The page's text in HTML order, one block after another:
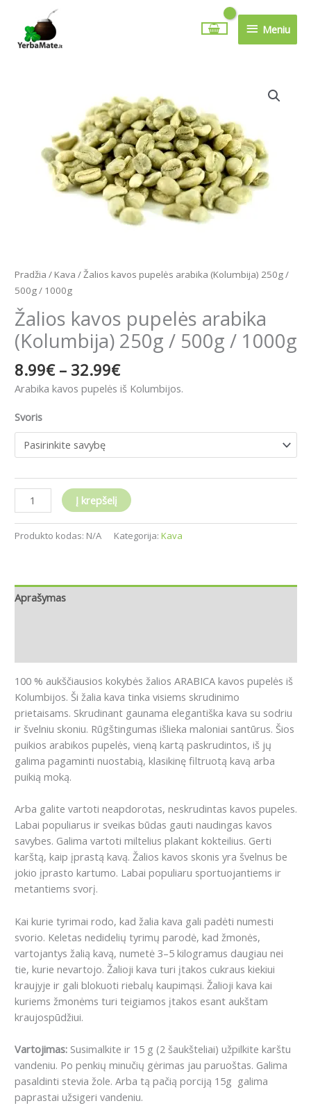
turinio
Meniu
Meniu
Pradžia / Kava / Žalios kavos pupelės arabika (Kolumbija) 250g /
500g / 1000g
Žalios kavos pupelės arabika
(Kolumbija) 250g / 500g / 1000g
8.99€ – 32.99€
range:
8.99€
through
32.99€
Arabika kavos pupelės iš Kolumbijos.
Svoris
pupelės
arabika
(Kolumbija)
Į krepšelį
Produkto kodas: N/A Kategorija: Kava
Aprašymas
100 % aukščiausios kokybės žalios ARABICA kavos pupelės iš
Kolumbijos. Ši žalia kava tinka visiems skrudinimo
prietaisams. Skrudinant gaunama elegantiška kava su sodriu
ir švelniu skoniu. Rūgštingumas išlieka maloniai santūrus. Šios
puikios arabikos pupelės, vieną kartą paskrudintos, iš jų
galima pagaminti nuostabią, klasikinę filtruotą kavą arba
puikią moką.
Arba galite vartoti neapdorotas, neskrudintas kavos pupeles.
Labai populiarus ir sveikas būdas gauti naudingas kavos
savybes. Galima vartoti miltelius plakant kokteilius. Gerti
karštą, kaip įprastą kavą. Žalios kavos skonis yra švelnus be
jokio įprasto kartumo. Labai populiaru sportuojantiems ir
metantiems svorį.
Kai kurie tyrimai rodo, kad žalia kava gali padėti numesti
svorio. Keletas nedidelių tyrimų parodė, kad žmonės,
vartojantys žalią kavą, numetė 3–5 kilogramus daugiau nei
tie, kurie nevartojo. Žalioji kava turi įtakos cukraus kiekiui
kraujyje ir gali blokuoti riebalų kaupimąsi. Žalioji kava kai
kuriems žmonėms turi teigiamos įtakos esant aukštam
kraujospūdžiui.
Vartojimas: Susimalkite ir 15 g (2 šaukšteliai) užpilkite karštu
vandeniu. Po penkių minučių gėrimas jau paruoštas. Galima
pasaldinti stevia žole. Arba tą pačią porciją 15g galima
paprastai užsigeri vandeniu.